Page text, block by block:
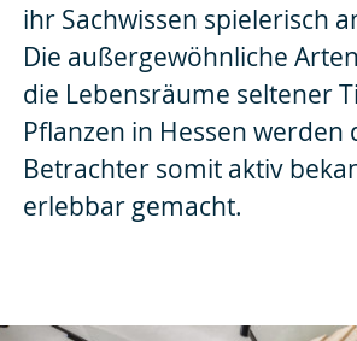
ihr Sachwissen spielerisch
Die außergewöhnliche
die Lebensräume seltener
Pflanzen in Hessen werden
Betrachter somit aktiv
erlebbar gemacht.